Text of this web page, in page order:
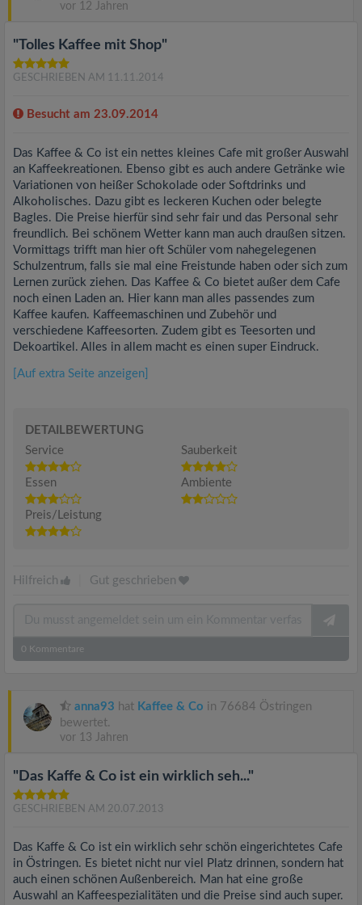
vor 12 Jahren
"Tolles Kaffee mit Shop"
GESCHRIEBEN AM 11.11.2014
Besucht am 23.09.2014
Das Kaffee & Co ist ein nettes kleines Cafe mit großer Auswahl
an Kaffeekreationen. Ebenso gibt es auch andere Getränke wie
Variationen von heißer Schokolade oder Softdrinks und
Alkoholisches. Dazu gibt es leckeren Kuchen oder belegte
Bagles. Die Preise hierfür sind sehr fair und das Personal sehr
freundlich. Bei schönem Wetter kann man auch draußen sitzen.
Vormittags trifft man hier oft Schüler vom nahegelegenen
Schulzentrum, falls sie mal eine Freistunde haben oder sich zum
Lernen zurück ziehen. Das Kaffee & Co bietet außer dem Cafe
noch einen Laden an. Hier kann man alles passendes zum
Kaffee kaufen. Kaffeemaschinen und Zubehör und
verschiedene Kaffeesorten. Zudem gibt es Teesorten und
Dekoartikel. Alles in allem macht es einen super Eindruck.
[Auf extra Seite anzeigen]
DETAILBEWERTUNG
Service
Sauberkeit
Essen Ambiente
Preis/Leistung
Hilfreich Gut geschrieben
0 Kommentare
anna93 hat Kaffee & Co in 76684 Östringen
bewertet.
vor 13 Jahren
"Das Kaffe & Co ist ein wirklich seh..."
GESCHRIEBEN AM 20.07.2013
Das Kaffe & Co ist ein wirklich sehr schön eingerichtetes Cafe
in Östringen. Es bietet nicht nur viel Platz drinnen, sondern hat
auch einen schönen Außenbereich. Man hat eine große
Auswahl an Kaffeespezialitäten und die Preise sind auch super.